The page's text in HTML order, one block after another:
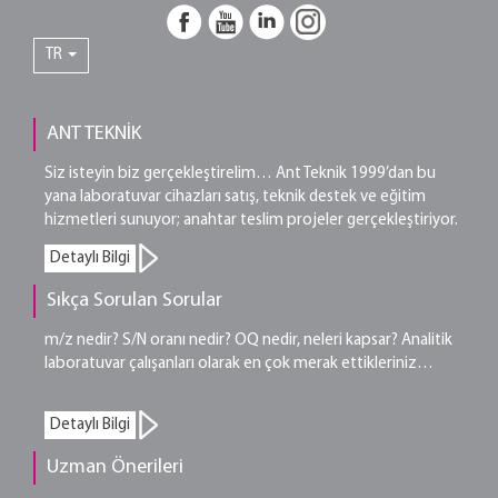
TR
ANT TEKNİK
Siz isteyin biz gerçekleştirelim… Ant Teknik 1999’dan bu
yana laboratuvar cihazları satış, teknik destek ve eğitim
hizmetleri sunuyor; anahtar teslim projeler gerçekleştiriyor.
Detaylı Bilgi
Sıkça Sorulan Sorular
m/z nedir? S/N oranı nedir? OQ nedir, neleri kapsar? Analitik
laboratuvar çalışanları olarak en çok merak ettikleriniz…
Detaylı Bilgi
Uzman Önerileri